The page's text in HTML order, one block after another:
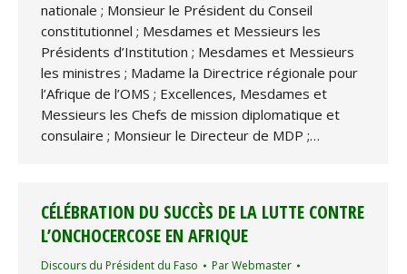
nationale ; Monsieur le Président du Conseil
constitutionnel ; Mesdames et Messieurs les
Présidents d’Institution ; Mesdames et Messieurs
les ministres ; Madame la Directrice régionale pour
l’Afrique de l’OMS ; Excellences, Mesdames et
Messieurs les Chefs de mission diplomatique et
consulaire ; Monsieur le Directeur de MDP ;…
CÉLÉBRATION DU SUCCÈS DE LA LUTTE CONTRE
L’ONCHOCERCOSE EN AFRIQUE
Discours du Président du Faso ParWebmaster